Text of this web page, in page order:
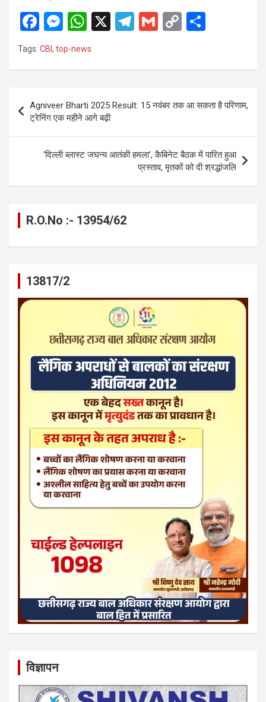
F
a
ce
o
o
k
M
se
g
er
W
at
A
p
p
X
T
a
G
C
n
Tags: CBI , top-news
navigation
Agniveer Bharti 2025 Result: 15 नवंबर तक आ सकता है परिणाम,
ट्रेनिंग एक महीने आगे बढ़ी
‘दिल्ली ब्लास्ट जघन्य आतंकी हमला’, कैबिनेट बैठक में पारित हुआ
प्रस्ताव, मृतकों को दी श्रद्धांजलि
R.O.No :- 13954/62
13817/2
विज्ञापन